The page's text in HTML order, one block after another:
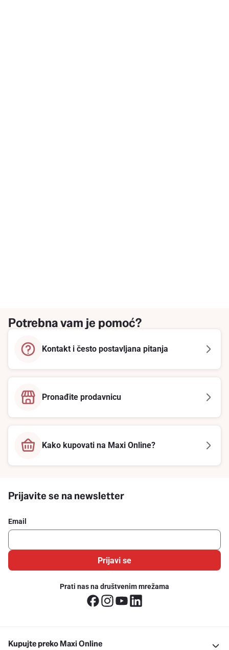
Potrebna vam je pomoć?
Kontakt i često postavljana pitanja
Pronađite prodavnicu
Kako kupovati na Maxi Online?
Prijavite se na newsletter
Email
Prijavi se
Prati nas na društvenim mrežama
Kupujte preko Maxi Online